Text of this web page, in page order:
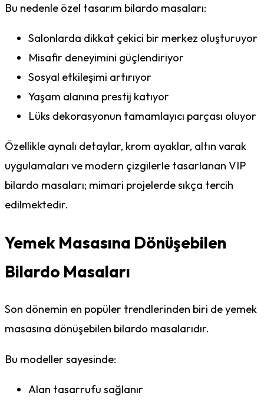
Bu nedenle özel tasarım bilardo masaları:
Salonlarda dikkat çekici bir merkez oluşturuyor
Misafir deneyimini güçlendiriyor
Sosyal etkileşimi artırıyor
Yaşam alanına prestij katıyor
Lüks dekorasyonun tamamlayıcı parçası oluyor
Özellikle aynalı detaylar, krom ayaklar, altın varak
uygulamaları ve modern çizgilerle tasarlanan VIP
bilardo masaları; mimari projelerde sıkça tercih
edilmektedir.
Yemek Masasına Dönüşebilen
Bilardo Masaları
Son dönemin en popüler trendlerinden biri de yemek
masasına dönüşebilen bilardo masalarıdır.
Bu modeller sayesinde:
Alan tasarrufu sağlanır